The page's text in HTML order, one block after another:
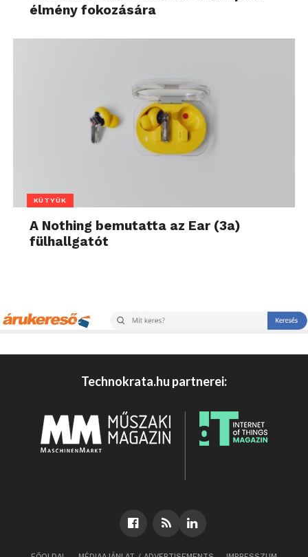
élmény fokozására
KÜTYÜK
A Nothing bemutatta az Ear (3a)
fülhallgatót
Technokrata.hu partnerei: